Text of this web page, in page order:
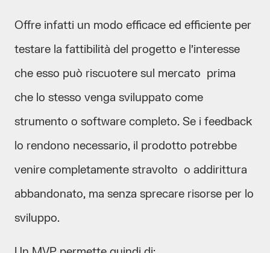
Offre infatti un modo efficace ed efficiente per
testare la fattibilità del progetto e l’interesse
che esso può riscuotere sul mercato prima
che lo stesso venga sviluppato come
strumento o software completo. Se i feedback
lo rendono necessario, il prodotto potrebbe
venire completamente stravolto o addirittura
abbandonato, ma senza sprecare risorse per lo
sviluppo.